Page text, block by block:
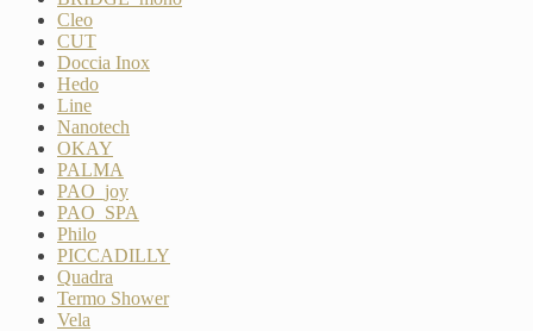
Cleo
CUT
Doccia Inox
Hedo
Line
Nanotech
OKAY
PALMA
PAO_joy
PAO_SPA
Philo
PICCADILLY
Quadra
Termo Shower
Vela